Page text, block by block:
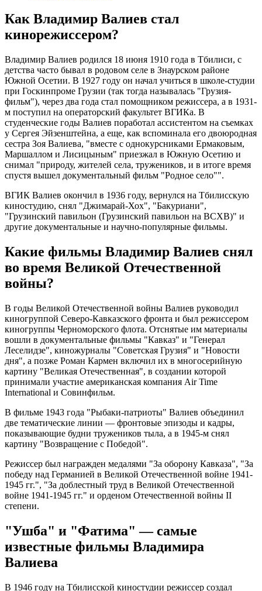
Как Владимир Валиев стал
кинорежиссером?
Владимир Валиев родился 18 июня 1910 года в Тбилиси, с
детства часто бывал в родовом селе в Знаурском районе
Южной Осетии. В 1927 году он начал учиться в школе-студии
при Госкинпроме Грузии (так тогда называлась "Грузия-
фильм"), через два года стал помощником режиссера, а в 1931-
м поступил на операторский факультет ВГИКа. В
студенческие годы Валиев поработал ассистентом на съемках
у Сергея Эйзенштейна, а еще, как вспоминала его двоюродная
сестра Зоя Валиева, "вместе с однокурсниками Ермаковым,
Маршаллом и Лисицыным" приезжал в Южную Осетию и
снимал "природу, жителей села, тружеников, и в итоге время
спустя вышел документальный фильм "Родное село"".
ВГИК Валиев окончил в 1936 году, вернулся на Тбилисскую
киностудию, снял "Джимарай-Хох", "Бакуриани",
"Грузинский павильон (Грузинский павильон на ВСХВ)" и
другие документальные и научно-популярные фильмы.
Какие фильмы Владимир Валиев снял
во время Великой Отечественной
войны?
В годы Великой Отечественной войны Валиев руководил
киногруппой Северо-Кавказского фронта и был режиссером
киногруппы Черноморского флота. Отснятые им материалы
вошли в документальные фильмы "Кавказ" и "Генерал
Леселидзе", киножурналы "Советская Грузия" и "Новости
дня", а позже Роман Кармен включил их в многосерийную
картину "Великая Отечественная", в создании которой
принимали участие американская компания Air Time
International и Совинфильм.
В фильме 1943 года "Рыбаки-патриоты" Валиев объединил
две тематические линии — фронтовые эпизоды и кадры,
показывающие будни тружеников тыла, а в 1945-м снял
картину "Возвращение с Победой".
Режиссер был награжден медалями "За оборону Кавказа", "За
победу над Германией в Великой Отечественной войне 1941-
1945 гг.", "За доблестный труд в Великой Отечественной
войне 1941-1945 гг." и орденом Отечественной войны II
степени.
"Ушба" и "Фатима" — самые
известные фильмы Владимира
Валиева
В 1946 году на Тбилисской киностудии режиссер создал